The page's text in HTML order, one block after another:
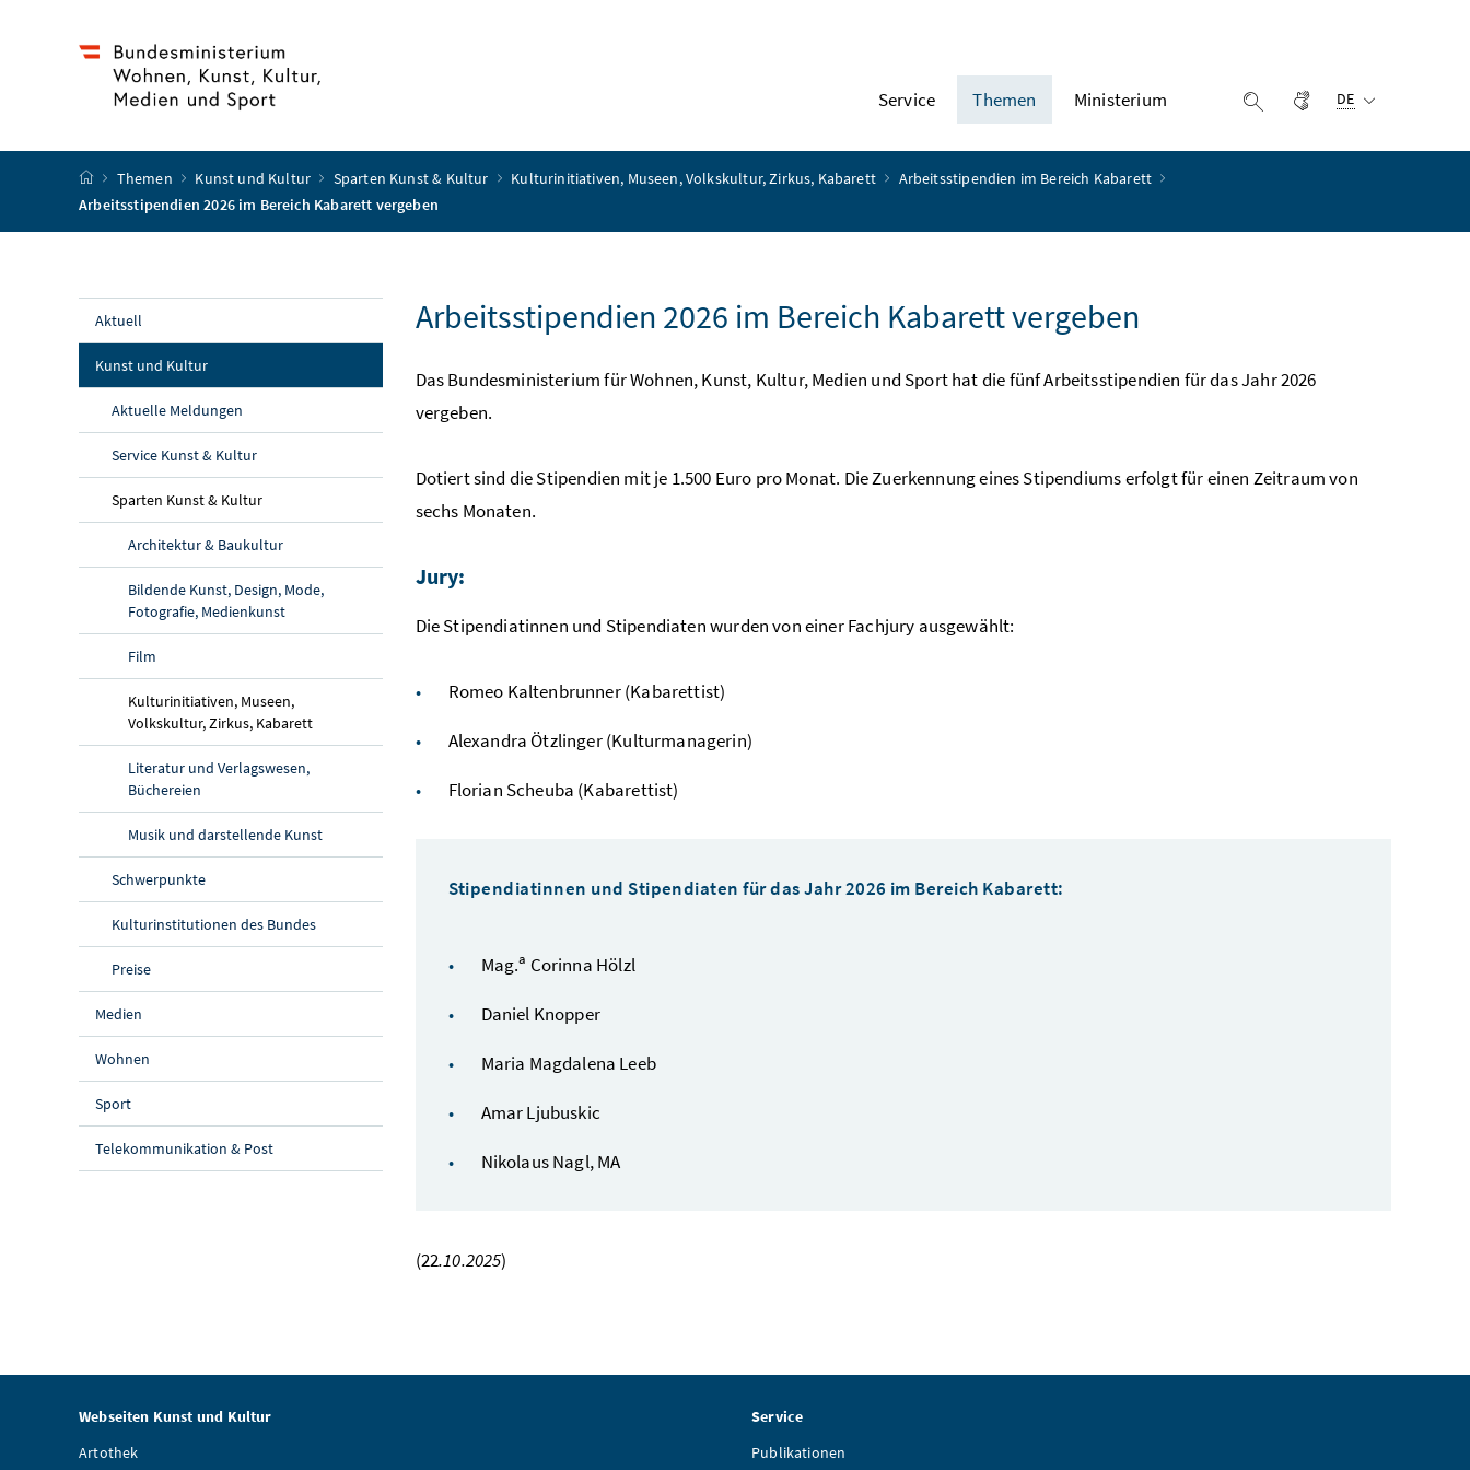
Service Themen Ministerium Suche einblenden
Gebärdensprache
DE
Startseite
Themen Kunst und Kultur Sparten Kunst & Kultur Kulturinitiativen, Museen, Volkskultur, Zirkus, Kabarett
Arbeitsstipendien im Bereich Kabarett
Arbeitsstipendien 2026 im Bereich Kabarett vergeben
Aktuell
Kunst und Kultur
Aktuelle Meldungen
Service Kunst & Kultur
Sparten Kunst & Kultur
Architektur & Baukultur
Bildende Kunst, Design, Mode,
Fotografie, Medienkunst
Film
Kulturinitiativen, Museen,
Volkskultur, Zirkus, Kabarett
Literatur und Verlagswesen,
Büchereien
Musik und darstellende Kunst
Schwerpunkte
Kulturinstitutionen des Bundes
Preise
Medien
Wohnen
Sport
Telekommunikation & Post
Arbeitsstipendien 2026 im Bereich Kabarett vergeben
Das Bundesministerium für Wohnen, Kunst, Kultur, Medien und Sport hat die fünf Arbeitsstipendien für das Jahr 2026
vergeben.
Dotiert sind die Stipendien mit je 1.500 Euro pro Monat. Die Zuerkennung eines Stipendiums erfolgt für einen Zeitraum von
sechs Monaten.
Jury:
Die Stipendiatinnen und Stipendiaten wurden von einer Fachjury ausgewählt:
Romeo Kaltenbrunner (Kabarettist)
Alexandra Ötzlinger (Kulturmanagerin)
Florian Scheuba (Kabarettist)
Stipendiatinnen und Stipendiaten für das Jahr 2026 im Bereich Kabarett:
Mag.a Corinna Hölzl
Daniel Knopper
Maria Magdalena Leeb
Amar Ljubuskic
Nikolaus Nagl, MA
(22.10.2025)
Webseiten Kunst und Kultur
Artothek
Service
Publikationen